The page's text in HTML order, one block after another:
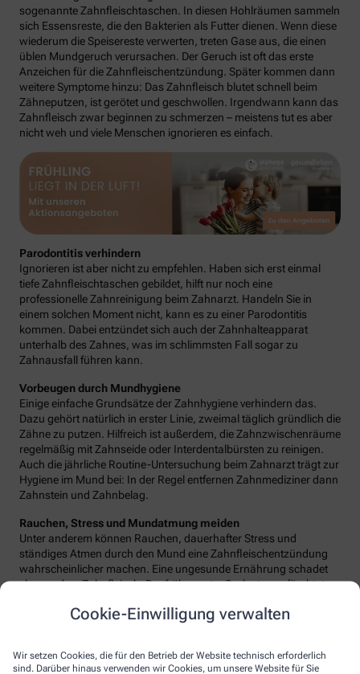
Cookie-Einwilligung verwalten
Wir setzen Cookies, die für den Betrieb der Website technisch erforderlich
sind. Darüber hinaus verwenden wir Cookies, um unsere Website für Sie
sogenannte Zahnfleischtaschen. In diesen Hohlräumen sammeln
sich Essensreste, die den Bakterien als Futter dienen. Wenn diese
wiederum die Speisereste verwerten, treten Gase aus, die einen
üblen Mundgeruch verursachen. Der Geruch ist oft das erste
Anzeichen für die Zahnfleischentzündung. Später kommen dann
weitere Symptome hinzu: Das Zahnfleisch blutet schnell beim
Zähneputzen, ist gerötet und geschwollen. Irgendwann kann das
Zahnfleisch zwar beginnen zu schmerzen – meistens tut es aber
nicht weh und viele Menschen ignorieren es einfach.
Parodontitis verhindern
Ignorieren ist aber nicht zu empfehlen. Haben sich erst einmal
tiefe Zahnfleischtaschen gebildet, hilft nur noch eine
professionelle Zahnreinigung beim Zahnarzt. Handeln Sie in
einem solchen Moment nicht, kann es zu einer Parodontitis
kommen. Dabei entzündet sich auch der Zahnhalteapparat
unterhalb des Zahnes, was im schlimmsten Fall sogar zu
Zahnausfall führen kann.
Vorbeugen durch Mundhygiene
Einige einfache Grundsätze der Zahnhygiene verhindern das.
Dazu gehört natürlich in erster Linie, zweimal täglich gründlich die
Zähne zu putzen. Hilfreich ist außerdem, die Zahnzwischenräume
regelmäßig mit Zahnseide oder Interdentalbürsten zu reinigen.
Auch die jährliche Routine-Untersuchung beim Zahnarzt trägt zur
Hygiene im Mund bei: In der Regel entfernen Zahnmediziner dann
Zahnstein und Zahnbelag.
Rauchen, Stress und Mundatmung meiden
Unter anderem können Rauchen, dauerhafter Stress und
ständiges Atmen durch den Mund eine Zahnfleischentzündung
wahrscheinlicher machen. Eine ungesunde Ernährung schadet
ebenso dem Zahnfleisch. Der früher unter Seeleuten gefürchtete
Mangel. In westlichen Industrieländern wie Deutschland kommt